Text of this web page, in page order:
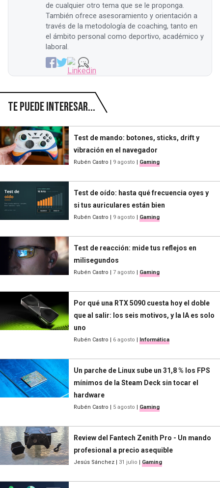
de cualquier otro tema que se le proponga.
También ofrece asesoramiento y orientación a
través de la metodología de coaching, tanto en
el ámbito personal como deportivo, académico y
laboral.
Te puede interesar...
Test de mando: botones, sticks, drift y
vibración en el navegador
Rubén Castro | 9 agosto | Gaming
Test de oído: hasta qué frecuencia oyes y
si tus auriculares están bien
Rubén Castro | 9 agosto | Gaming
Test de reacción: mide tus reflejos en
milisegundos
Rubén Castro | 7 agosto | Gaming
Por qué una RTX 5090 cuesta hoy el doble
que al salir: los seis motivos, y la IA es solo
uno
Rubén Castro | 6 agosto | Informática
Un parche de Linux sube un 31,8 % los FPS
mínimos de la Steam Deck sin tocar el
hardware
Rubén Castro | 5 agosto | Gaming
Review del Fantech Zenith Pro - Un mando
profesional a precio asequible
Jesús Sánchez | 31 julio | Gaming